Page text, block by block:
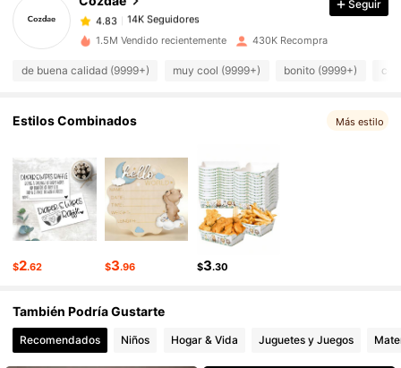
4.83 14K Seguidores
14K Seguidores
4.83 14K Seguidores
14K Seguidores
4.83 14K Seguidores
4.83 14K Seguidores
Seguir
1.5M Vendido recientemente 430K Recompra
de buena calidad (9999+) muy cool (9999+) bonito (9999+)
Estilos Combinados Más estilo
$2.62 $3.96 $3.30
También Podría Gustarte
Recomendados Niños Hogar & Vida Juguetes y Juegos